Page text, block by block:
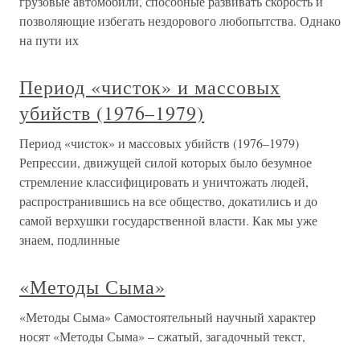
позволяющие избегать нездорового любопытства. Однако
на пути их
Период «чисток» и массовых
убийств (1976–1979)
Период «чисток» и массовых убийств (1976–1979)
Репрессии, движущей силой которых было безумное
стремление классифицировать и уничтожать людей,
распространившись на все общество, докатились и до
самой верхушки государственной власти. Как мы уже
знаем, подлинные
«Методы Сыма»
«Методы Сыма» Самостоятельный научный характер
носят «Методы Сыма» – сжатый, загадочный текст,